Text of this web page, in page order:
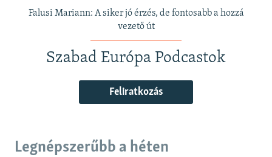
Falusi Mariann: A siker jó érzés, de fontosabb a hozzá
vezető út
Szabad Európa Podcastok
Feliratkozás
Legnépszerűbb a héten